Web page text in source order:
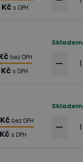
s DPH
bez DPH
s DPH
Skladem
bez DPH
s DPH
Skladem